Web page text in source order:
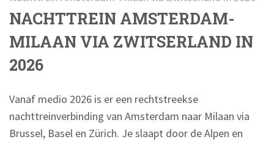
NACHTTREIN AMSTERDAM-
MILAAN VIA ZWITSERLAND IN
2026
Vanaf medio 2026 is er een rechtstreekse
nachttreinverbinding van Amsterdam naar Milaan via
Brussel, Basel en Zürich. Je slaapt door de Alpen en